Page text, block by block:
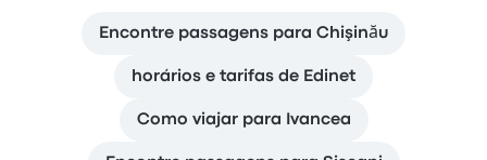
Encontre passagens para Chişinău
horários e tarifas de Edinet
Como viajar para Ivancea